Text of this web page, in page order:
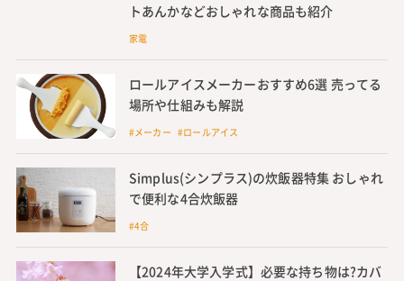
トあんかなどおしゃれな商品も紹介
家電
ロールアイスメーカーおすすめ6選 売ってる
場所や仕組みも解説
#メーカー #ロールアイス
Simplus(シンプラス)の炊飯器特集 おしゃれ
で便利な4合炊飯器
#4合
【2024年大学入学式】必要な持ち物は?カバ